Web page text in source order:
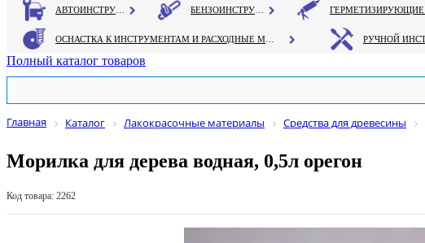
Полный каталог товаров
Главная Каталог Лакокрасочные материалы Средства для древесины
Морилка для дерева водная, 0,5л орегон
Код товара: 2262